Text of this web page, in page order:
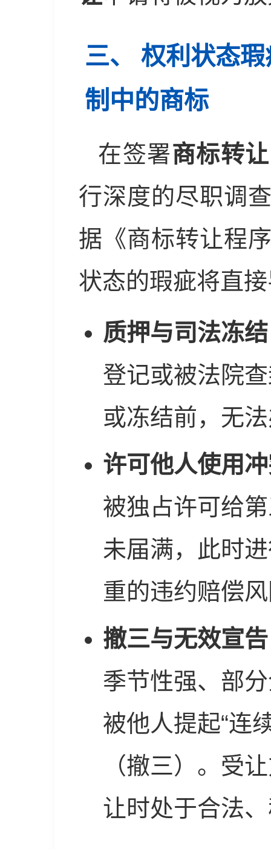
三、 权利状态
制中的商标
在签署商标转让
行深度的尽职调
据《商标转让程
状态的瑕疵将直
质押与司法冻
登记或被法院
或冻结前，无
许可他人使用
被独占许可给
未届满，此时
重的违约赔偿
撤三与无效宣
季节性强、部
被他人提起“连
（撤三）。受
让时处于合法